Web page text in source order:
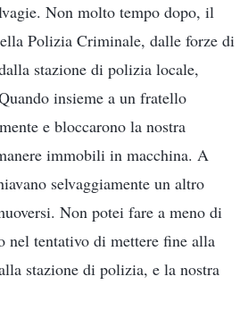
Non molto tempo dopo, il
Polizia Criminale, dalle forze di
stazione di polizia locale,
insieme a un fratello
e bloccarono la nostra
immobili in macchina. A
selvaggiamente un altro
Non potei fare a meno di
nel tentativo di mettere fine alla
stazione di polizia, e la nostra